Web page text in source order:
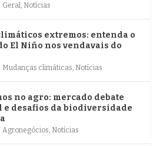
Geral, Notícias
extremos: entenda o
El Niño nos vendavais do
Mudanças climáticas, Notícias
no agro: mercado debate
e desafios da biodiversidade
|Agronegócios, Notícias